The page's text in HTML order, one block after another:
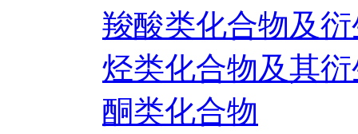
羧酸类化合物及
烃类化合物及其
酮类化合物